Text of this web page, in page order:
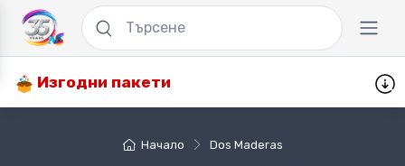
Изгодни пакети
Начало Dos Maderas